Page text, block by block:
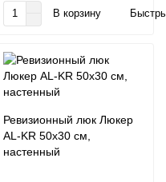
В корзину
Ревизионный люк Люкер
AL-KR 50x30 см,
настенный